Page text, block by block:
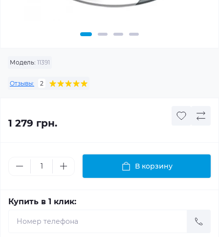
Модель: 11391
Отзывы: 2
1 279 грн.
В корзину
Купить в 1 клик: